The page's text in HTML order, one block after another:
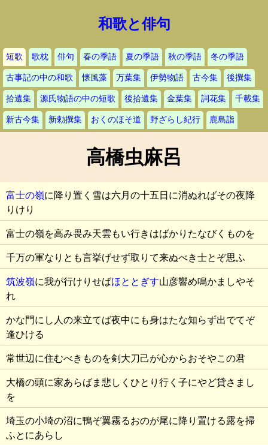
和歌と俳句
短歌 歌枕 俳句 春の季語 夏の季語 秋の季語 冬の季語
古事記の中の和歌 懐風藻 万葉集 伊勢物語 古今集 後撰集
拾遺集 源氏物語の中の短歌 後拾遺集 金葉集 詞花集 千載集
新古今集 新勅撰集 おくのほそ道 野ざらし紀行 鹿島詣
高橋虫麻呂
富士の嶺に降り置く雪は六月の十五日に消ぬればその夜降
りけり
富士の嶺を高み畏み天雲もい行きはばかりたなびくものを
千万の軍なりとも言挙げせず取りて来ぬべき士とぞ思ふ
筑波嶺に我が行けりせばほととぎす山彦響め鳴かましやそ
れ
かな門にし人の来立てば夜中にも身はたな知らず出でてぞ
逢ひける
常世辺に住むべきものを剣大刀己が心からおそやこの君
大橋の頭に家あらばま悲しくひとり行く子にやど貸さまし
を
埼玉の小埼の沼に鴨ぞ翼霧るおのが尾に降り置ける露を掃
ふとにあらし